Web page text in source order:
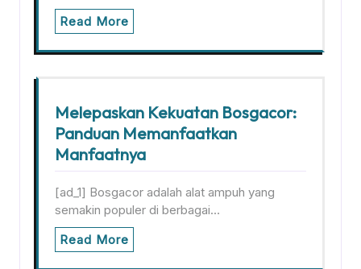
Read More
Melepaskan Kekuatan Bosgacor:
Panduan Memanfaatkan
Manfaatnya
[ad_1] Bosgacor adalah alat ampuh yang
semakin populer di berbagai…
Read More